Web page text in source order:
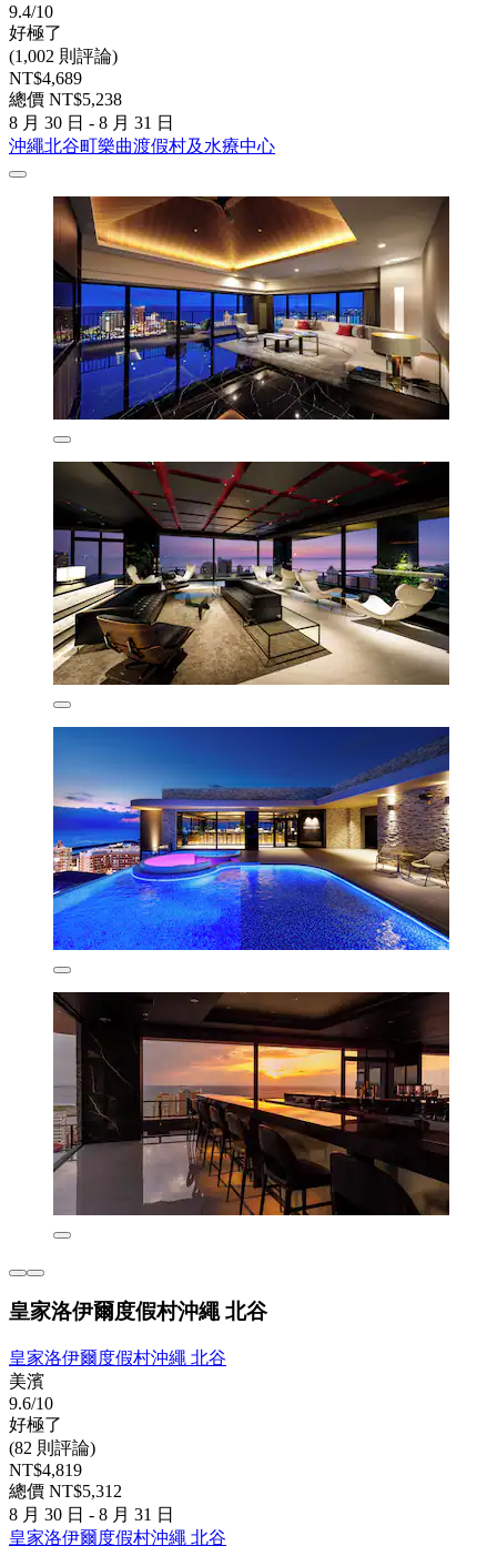
9.4/10
好極了
(1,002 則評論)
NT$4,689
總價 NT$5,238
8 月 30 日 - 8 月 31 日
沖繩北谷町樂曲渡假村及水療中心
皇家洛伊爾度假村沖繩 北谷
皇家洛伊爾度假村沖繩 北谷
美濱
9.6/10
好極了
(82 則評論)
NT$4,819
總價 NT$5,312
8 月 30 日 - 8 月 31 日
皇家洛伊爾度假村沖繩 北谷